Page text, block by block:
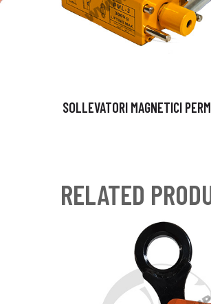
SOLLEVATORI MAGNETICI
RELATED